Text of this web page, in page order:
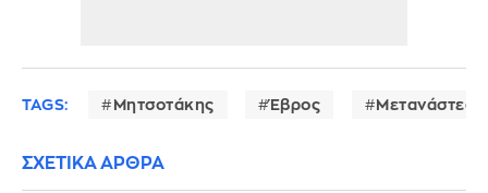
TAGS: Μητσοτάκης Έβρος Μετανάστες
ΣΧΕΤΙΚΑ ΑΡΘΡΑ